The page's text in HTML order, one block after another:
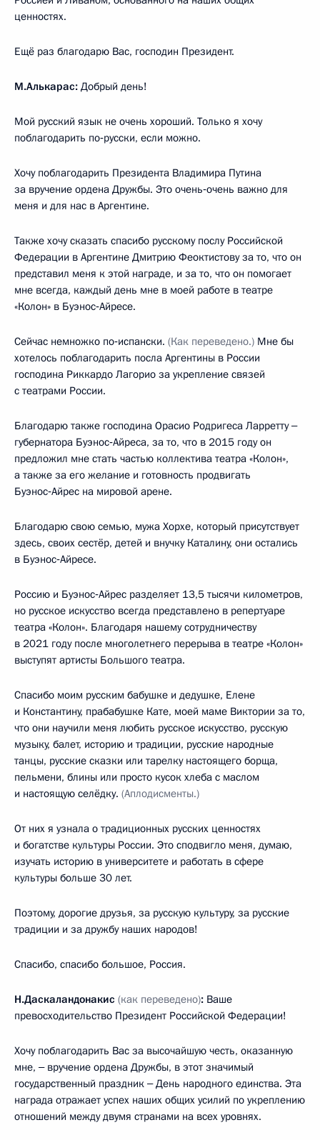
ценностях.
Ещё раз благодарю Вас, господин Президент.
М.Алькарас: Добрый день!
Мой русский язык не очень хороший. Только я хочу
поблагодарить по‑русски, если можно.
Хочу поблагодарить Президента Владимира Путина
за вручение ордена Дружбы. Это очень‑очень важно для
меня и для нас в Аргентине.
Также хочу сказать спасибо русскому послу Российской
Федерации в Аргентине Дмитрию Феоктистову за то, что он
представил меня к этой награде, и за то, что он помогает
мне всегда, каждый день мне в моей работе в театре
«Колон» в Буэнос‑Айресе.
Сейчас немножко по‑испански. (Как переведено.) Мне бы
хотелось поблагодарить посла Аргентины в России
господина Риккардо Лагорио за укрепление связей
с театрами России.
Благодарю также господина Орасио Родригеса Ларретту ‒
губернатора Буэнос‑Айреса, за то, что в 2015 году он
предложил мне стать частью коллектива театра «Колон»,
а также за его желание и готовность продвигать
Буэнос‑Айрес на мировой арене.
Благодарю свою семью, мужа Хорхе, который присутствует
здесь, своих сестёр, детей и внучку Каталину, они остались
в Буэнос‑Айресе.
Россию и Буэнос‑Айрес разделяет 13,5 тысячи километров,
но русское искусство всегда представлено в репертуаре
театра «Колон». Благодаря нашему сотрудничеству
в 2021 году после многолетнего перерыва в театре «Колон»
выступят артисты Большого театра.
Спасибо моим русским бабушке и дедушке, Елене
и Константину, прабабушке Кате, моей маме Виктории за то,
что они научили меня любить русское искусство, русскую
музыку, балет, историю и традиции, русские народные
танцы, русские сказки или тарелку настоящего борща,
пельмени, блины или просто кусок хлеба с маслом
и настоящую селёдку. (Аплодисменты.)
От них я узнала о традиционных русских ценностях
и богатстве культуры России. Это сподвигло меня, думаю,
изучать историю в университете и работать в сфере
культуры больше 30 лет.
Поэтому, дорогие друзья, за русскую культуру, за русские
традиции и за дружбу наших народов!
Спасибо, спасибо большое, Россия.
Н.Даскаландонакис (как переведено): Ваше
превосходительство Президент Российской Федерации!
Хочу поблагодарить Вас за высочайшую честь, оказанную
мне, ‒ вручение ордена Дружбы, в этот значимый
государственный праздник ‒ День народного единства. Эта
награда отражает успех наших общих усилий по укреплению
отношений между двумя странами на всех уровнях.